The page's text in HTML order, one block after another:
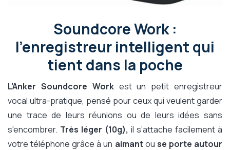
Soundcore Work :
l'enregistreur intelligent qui
tient dans la poche
L’Anker Soundcore Work est un petit enregistreur
vocal ultra-pratique, pensé pour ceux qui veulent garder
une trace de leurs réunions ou de leurs idées sans
s'encombrer. Très léger (10g), il s’attache facilement à
votre téléphone grâce à un aimantou se porte autour